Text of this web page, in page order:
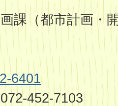
課（都市計画・
6401
452-7103